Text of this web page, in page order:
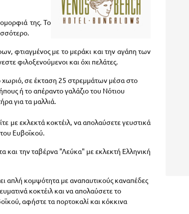
της. Το
φτιαγμένος με το μεράκι και την αγάπη των
φιλοξενούμενοι και όχι πελάτες.
χωριό, σε έκταση 25 στρεμμάτων μέσα στο
ή το απέραντο γαλάζιο του Nότιου
για τα μαλλιά.
με εκλεκτά κοκτέιλ, να απολαύσετε γευστικά
Ευβοϊκού.
και την ταβέρνα "Λεύκα" με εκλεκτή Ελληνική
απλή κομψότητα με αναπαυτικούς καναπέδες
κοκτέιλ και να απολαύσετε τo
αφήστε τα πορτοκαλί και κόκκινα